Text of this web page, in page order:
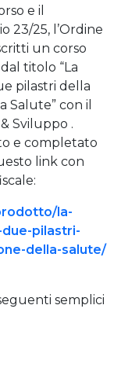
e il
23/25, l’Ordine
un corso
titolo “La
pilastri della
Salute” con il
Sviluppo .
e completato
link con
la-
pilastri-
della-salute/
semplici